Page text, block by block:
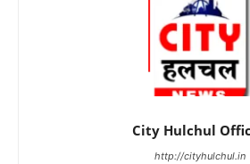
City Hulchul
http://cityhulchul.in